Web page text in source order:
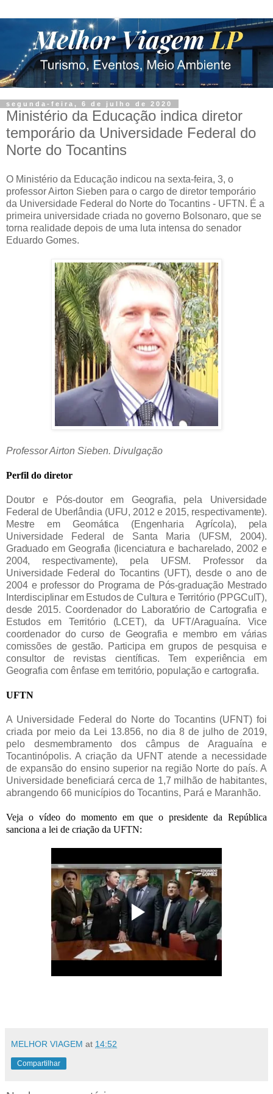
segunda-feira, 6 de julho de 2020
Ministério da Educação indica diretor
temporário da Universidade Federal do
Norte do Tocantins
O Ministério da Educação indicou na sexta-feira, 3, o
professor Airton Sieben para o cargo de diretor temporário
da Universidade Federal do Norte do Tocantins - UFTN. É a
primeira universidade criada no governo Bolsonaro, que se
torna realidade depois de uma luta intensa do senador
Eduardo Gomes.
Professor Airton Sieben. Divulgação
Perfil do diretor
Doutor e Pós-doutor em Geografia, pela Universidade
Federal de Uberlândia (UFU, 2012 e 2015, respectivamente).
Mestre em Geomática (Engenharia Agrícola), pela
Universidade Federal de Santa Maria (UFSM, 2004).
Graduado em Geografia (licenciatura e bacharelado, 2002 e
2004, respectivamente), pela UFSM. Professor da
Universidade Federal do Tocantins (UFT), desde o ano de
2004 e professor do Programa de Pós-graduação Mestrado
Interdisciplinar em Estudos de Cultura e Território (PPGCulT),
desde 2015. Coordenador do Laboratório de Cartografia e
Estudos em Território (LCET), da UFT/Araguaína. Vice
coordenador do curso de Geografia e membro em várias
comissões de gestão. Participa em grupos de pesquisa e
consultor de revistas científicas. Tem experiência em
Geografia com ênfase em território, população e cartografia.
UFTN
A Universidade Federal do Norte do Tocantins (UFNT) foi
criada por meio da Lei 13.856, no dia 8 de julho de 2019,
pelo desmembramento dos câmpus de Araguaína e
Tocantinópolis. A criação da UFNT atende a necessidade
de expansão do ensino superior na região Norte do país. A
Universidade beneficiará cerca de 1,7 milhão de habitantes,
abrangendo 66 municípios do Tocantins, Pará e Maranhão.
Veja o vídeo do momento em que o presidente da República
sanciona a lei de criação da UFTN:
MELHOR VIAGEM at 14:52
Compartilhar